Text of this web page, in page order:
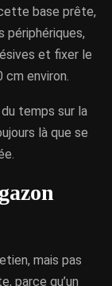
base prête,
périphériques,
et fixer le
environ.
temps sur la
là que se
mais pas
parce qu’un